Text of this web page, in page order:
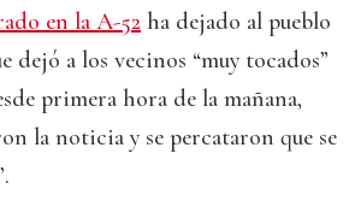
en la A-52 ha dejado al pueblo
dejó a los vecinos “muy tocados”
primera hora de la mañana,
la noticia y se percataron que se